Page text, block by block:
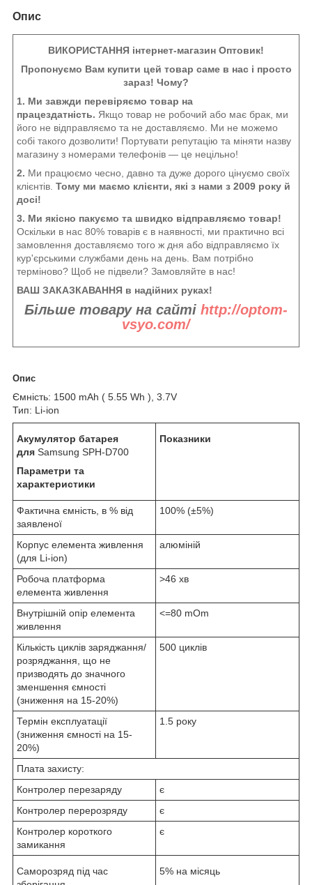
Опис
ВИКОРИСТАННЯ інтернет-магазин Оптовик!
Пропонуємо Вам купити цей товар саме в нас і просто
зараз! Чому?
1. Ми завжди перевіряємо товар на
працездатність. Якщо товар не робочий або має брак, ми
його не відправляємо та не доставляємо. Ми не можемо
собі такого дозволити! Портувати репутацію та міняти назву
магазину з номерами телефонів — це нецільно!
2. Ми працюємо чесно, давно та дуже дорого цінуємо своїх
клієнтів. Тому ми маємо клієнти, які з нами з 2009 року й
досі!
3. Ми якісно пакуємо та швидко відправляємо товар!
Оскільки в нас 80% товарів є в наявності, ми практично всі
замовлення доставляємо того ж дня або відправляємо їх
кур'єрськими службами день на день. Вам потрібно
терміново? Щоб не підвели? Замовляйте в нас!
ВАШ ЗАКАЗКАВАННЯ в надійних руках!
Більше товару на сайті http://optom-
vsyo.com/
Опис
Ємність: 1500 mAh ( 5.55 Wh ), 3.7V
Тип: Li-ion
Акумулятор батарея
для Samsung SPH-D700
Параметри та
характеристики
Показники
Фактична ємність, в % від
заявленої
100% (±5%)
Корпус елемента живлення
(для Li-ion)
алюміній
Робоча платформа
елемента живлення
>46 хв
Внутрішній опір елемента
живлення
<=80 mOm
Кількість циклів заряджання/
розряджання, що не
призводять до значного
зменшення ємності
(зниження на 15-20%)
500 циклів
Термін експлуатації
(зниження ємності на 15-
20%)
1.5 року
Плата захисту:
Контролер перезаряду
є
Контролер перерозряду
є
Контролер короткого
замикання
є
Саморозряд під час
5% на місяць